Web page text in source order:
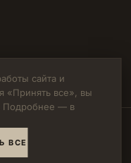
М.Н. · ИНН
сайта и
«Принять все», вы
Подробнее — в
ВСЕ